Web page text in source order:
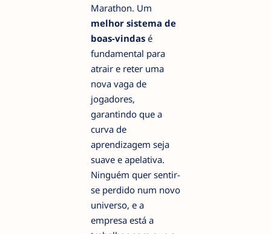
Marathon. Um
melhor sistema de
boas-vindas é
fundamental para
atrair e reter uma
nova vaga de
jogadores,
garantindo que a
curva de
aprendizagem seja
suave e apelativa.
Ninguém quer sentir-
se perdido num novo
universo, e a
empresa está a